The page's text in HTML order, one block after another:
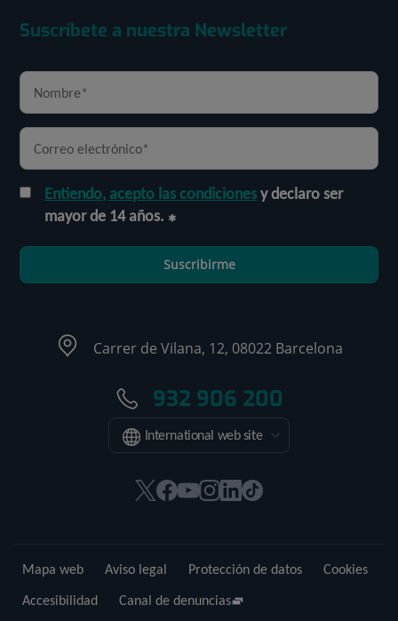
Suscríbete a nuestra Newsletter
Entiendo, acepto las condicionesy declaro ser
mayor de 14 años.
Suscribirme
Carrer de Vilana, 12, 08022 Barcelona
932 906 200
International web site
Este
en
una
Este
en
una
Este
en
una
Este
en
una
Este
en
una
Enlace
externa.
Mapa web Aviso legal Protección de datos
Cookies
Accesibilidad
Canal de denuncias